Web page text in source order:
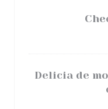
Delicia de